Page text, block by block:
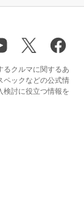
るクルマに関するあ
ペックなどの公式情
検討に役立つ情報を